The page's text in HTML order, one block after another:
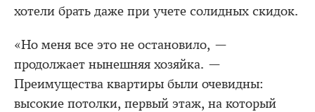
хотели брать даже при учете солидных скидок.
«Но меня все это не остановило, —
продолжает нынешняя хозяйка. —
Преимущества квартиры были очевидны:
высокие потолки, первый этаж, на который